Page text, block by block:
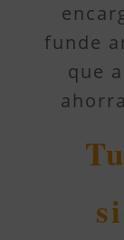
funde
que